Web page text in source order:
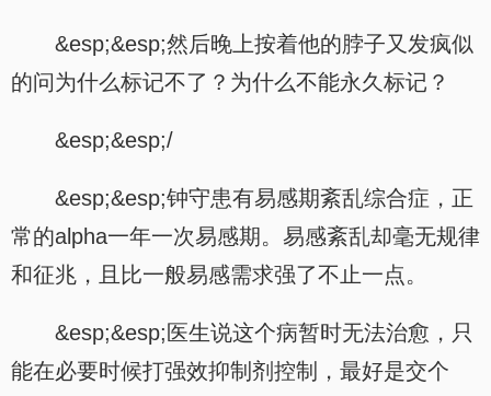
&esp;&esp;然后晚上按着他的脖子又发疯似
的问为什么标记不了？为什么不能永久标记？
&esp;&esp;/
&esp;&esp;钟守患有易感期紊乱综合症，正
常的alpha一年一次易感期。易感紊乱却毫无规律
和征兆，且比一般易感需求强了不止一点。
&esp;&esp;医生说这个病暂时无法治愈，只
能在必要时候打强效抑制剂控制，最好是交个